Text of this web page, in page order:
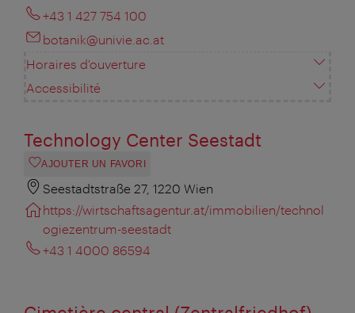
+43 1 427 754 100
botanik@univie.ac.at
Horaires d'ouverture
Accessibilité
Technology Center Seestadt
AJOUTER UN FAVORI
Seestadtstraße 27, 1220 Wien
https://wirtschaftsagentur.at/immobilien/technol
ogiezentrum-seestadt
+43 1 4000 86594